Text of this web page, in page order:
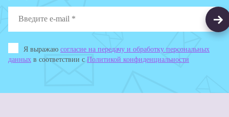
Я выражаю согласие на передачу и обработку персональных
данных в соответствии с Политикой конфиденциальности